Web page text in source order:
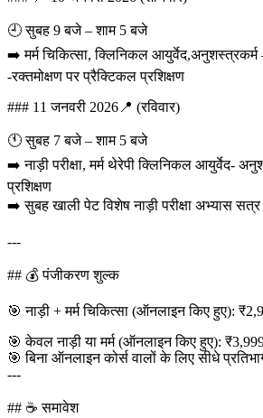
🕘 सुबह 9 बजे – शाम 5 बजे
➡️ मर्म चिकित्सा, क्लिनिकल आयुर्वेद,अनुशस्त्रकर्म
-रक्तमोक्षण पर प्रैक्टिकल प्रशिक्षण
### 11 जनवरी 2026📍 (रविवार)
🕚 सुबह 7 बजे – शाम 5 बजे
➡️ नाड़ी परीक्षा, मर्म थेरेपी क्लिनिकल आयुर्वेद-
प्रशिक्षण
➡️ सुबह खाली पेट विशेष नाड़ी परीक्षा अभ्यास सत्र
---
## 💰 पंजीकरण शुल्क
🎯 नाड़ी + मर्म चिकित्सा (ऑनलाइन किए हुए):
🎯 केवल नाड़ी या मर्म (ऑनलाइन किए हुए):
🎯 बिना ऑनलाइन कोर्स वालों के लिए सीधे
---
## ☕ समावेश